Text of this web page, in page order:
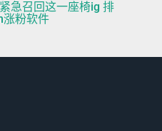
急召回这一座椅ig 排
粉软件